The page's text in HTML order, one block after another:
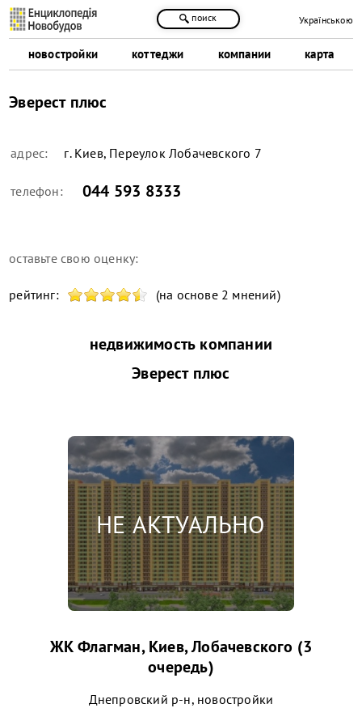
новостройки коттеджи компании карта
поиск Українською
Эверест плюс
адрес: г. Киев, Переулок Лобачевского 7
телефон: 044 593 8333
оставьте свою оценку:
рейтинг: (на основе 2 мнений)
недвижимость компании
Эверест плюс
ЖК Флагман, Киев, Лобачевского (3
очередь)
Днепровский р-н, новостройки